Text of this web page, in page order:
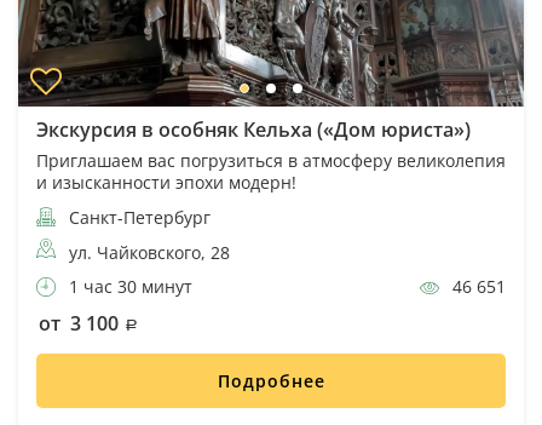
Экскурсия в особняк Кельха («Дом юриста»)
Приглашаем вас погрузиться в атмосферу великолепия
и изысканности эпохи модерн!
Санкт-Петербург
ул. Чайковского, 28
1 час 30 минут
46 651
от 3 100
Подробнее